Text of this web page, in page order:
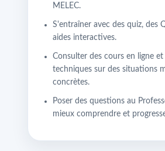
MELEC.
S'entraîner avec des quiz, des
aides interactives.
Consulter des cours en ligne et
techniques sur des situations
concrètes.
Poser des questions au
mieux comprendre et